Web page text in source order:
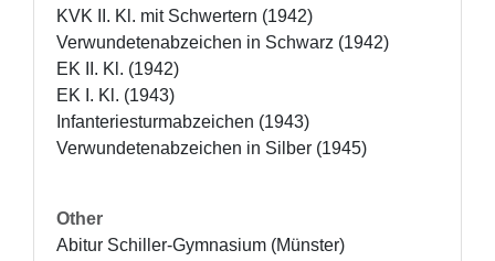
KVK II. Kl. mit Schwertern (1942)
Verwundetenabzeichen in Schwarz (1942)
EK II. Kl. (1942)
EK I. Kl. (1943)
Infanteriesturmabzeichen (1943)
Verwundetenabzeichen in Silber (1945)
Other
Abitur Schiller-Gymnasium (Münster)